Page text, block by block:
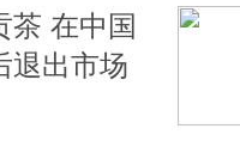
茶 在中国
退出市场